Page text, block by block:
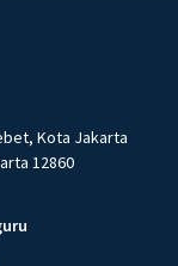
Kota Jakarta
12860